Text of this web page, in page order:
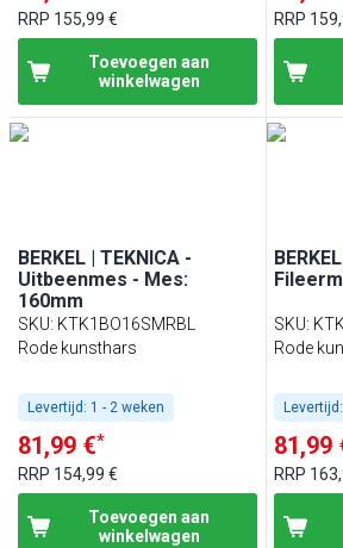
RRP 155,99 €
Toevoegen aan
winkelwagen
RRP
BERKEL | TEKNICA -
Uitbeenmes - Mes:
160mm
SKU: KTK1BO16SMRBL
Rode kunsthars
Levertijd: 1 - 2 weken
81,99 €*
RRP 154,99 €
Toevoegen aan
winkelwagen
SKU:
Rode
Levertijd:
81,99
RRP